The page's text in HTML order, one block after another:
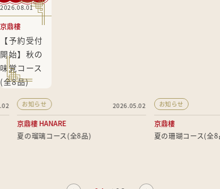
2026.08.01
京鼎樓
【予約受付
開始】秋の
味覚コース
(全8品)
お知らせ 2026.05.02
京鼎樓 HANARE
夏の瑠璃コース(全8品)
お知らせ
京鼎樓
夏の珊瑚コース(全8品)